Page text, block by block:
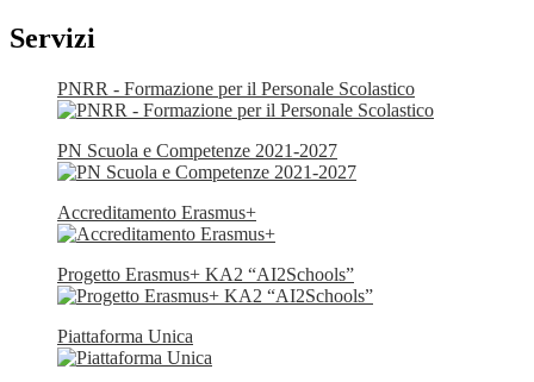
Servizi
PNRR - Formazione per il Personale Scolastico
PN Scuola e Competenze 2021-2027
Accreditamento Erasmus+
Progetto Erasmus+ KA2 “AI2Schools”
Piattaforma Unica